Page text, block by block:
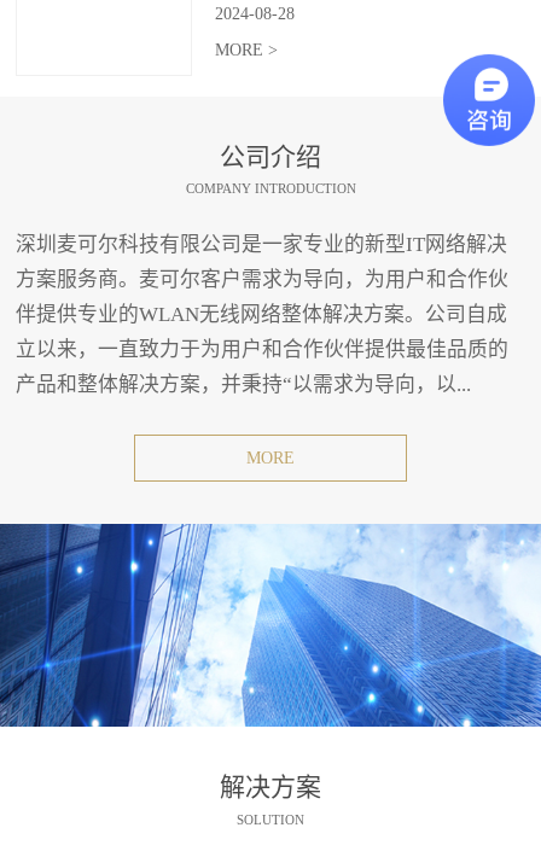
2024-08-28
MORE >
公司介绍
COMPANY INTRODUCTION
深圳麦可尔科技有限公司是一家专业的新型IT网络解决
方案服务商。麦可尔客户需求为导向，为用户和合作伙
伴提供专业的WLAN无线网络整体解决方案。公司自成
立以来，一直致力于为用户和合作伙伴提供最佳品质的
产品和整体解决方案，并秉持“以需求为导向，以...
MORE
解决方案
SOLUTION